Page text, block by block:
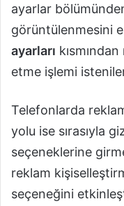
ayarlar
görüntülenmesini
ayarları
etme işlemi
Telefonlarda
yolu ise sırasıyla
seçeneklerine
reklam
seçeneğini